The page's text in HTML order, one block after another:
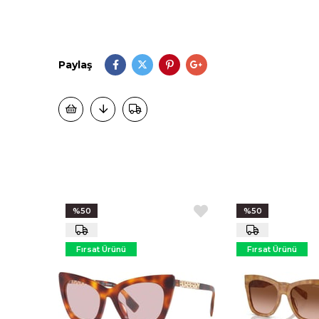
Paylaş
%50
Fırsat Ürünü
%50
Fırsat Ürünü